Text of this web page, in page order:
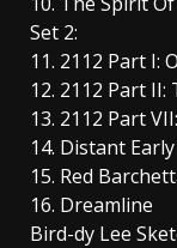
Set 2:
11. 2112 Part I:
12. 2112 Part
13. 2112 Part
14. Distant
15. Red
16. Dreamline
Bird-dy Lee